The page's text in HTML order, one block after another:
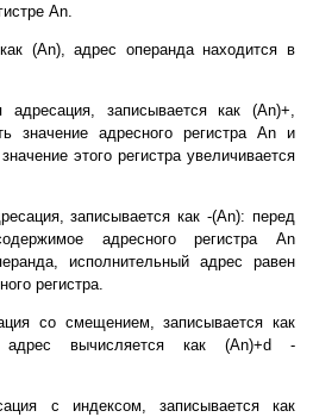
An.
(An), адрес операнда находится в
адресация, записывается как (Аn)+,
значение адресного регистра An и
этого регистра увеличивается
записывается как -(Аn): перед
адресного регистра An
исполнительный адрес равен
регистра.
со смещением, записывается как
адрес вычисляется как (An)+d -
с индексом, записывается как